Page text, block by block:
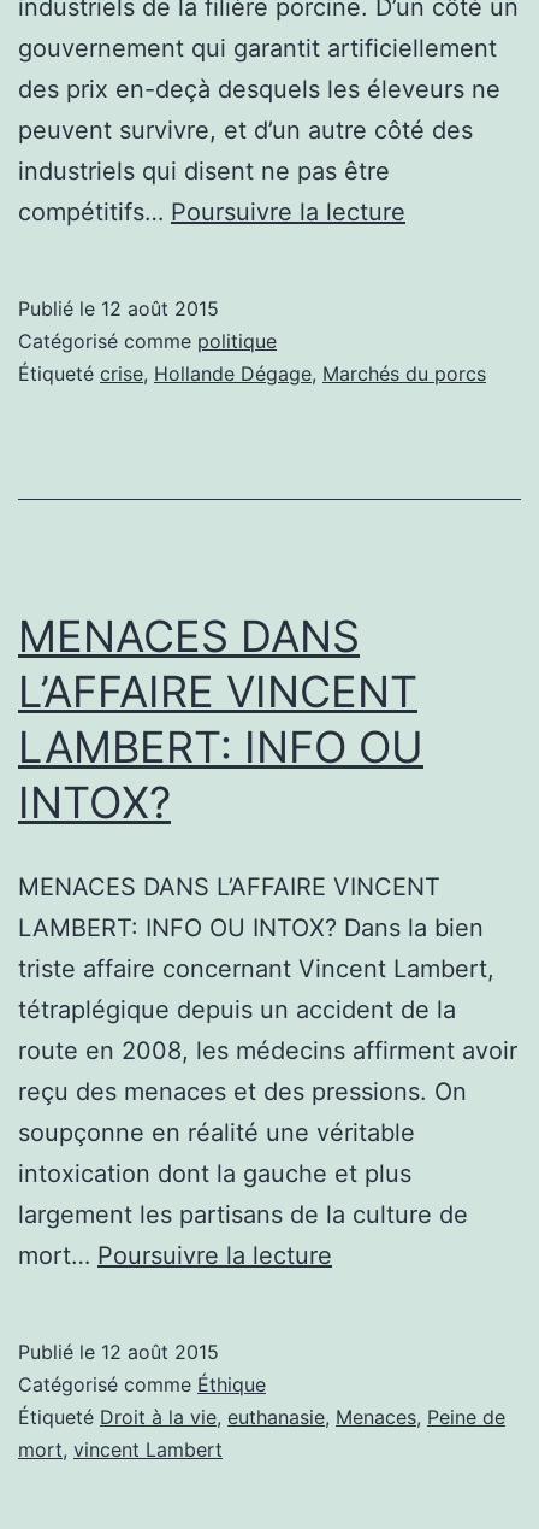
industriels de la filière porcine. D’un côté un
gouvernement qui garantit artificiellement
des prix en-deçà desquels les éleveurs ne
peuvent survivre, et d’un autre côté des
industriels qui disent ne pas être
compétitifs… Poursuivre la lecture
qui
t-
Publié le 12 août 2015
Catégorisé comme politique
Étiqueté crise, Hollande Dégage, Marchés du porcs
MENACES DANS
L’AFFAIRE VINCENT
LAMBERT: INFO OU
INTOX?
MENACES DANS L’AFFAIRE VINCENT
LAMBERT: INFO OU INTOX? Dans la bien
triste affaire concernant Vincent Lambert,
tétraplégique depuis un accident de la
route en 2008, les médecins affirment avoir
reçu des menaces et des pressions. On
soupçonne en réalité une véritable
intoxication dont la gauche et plus
largement les partisans de la culture de
mort… Poursuivre la lecture
LAMBERT:
Publié le 12 août 2015
Catégorisé comme Éthique
Étiqueté Droit à la vie, euthanasie, Menaces, Peine de
mort, vincent Lambert